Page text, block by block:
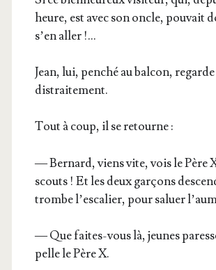
heure, est avec son oncle, pou­vait
s’en aller !…
Jean, lui, pen­ché au bal­con, regarde
distraitement.
Tout à coup, il se retourne :
— Ber­nard, viens vite, vois le Père
scouts ! Et les deux gar­çons
trombe l’es­ca­lier, pour saluer
— Que faites-vous là, jeunes
pelle le Père X.